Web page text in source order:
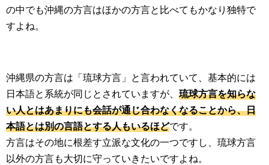
の中でも沖縄の方言はほかの方言と比べてもかなり独特で
すよね。
沖縄県の方言は「琉球方言」と言われていて、基本的には
日本語と系統が同じとされていますが、 琉球方言を知らな
い人とはあまりにも会話が通じ合わなくなることから、日
本語とは別の言語とする人もいるほどです。
方言はその地に根差す立派な文化の一つですし、琉球方言
以外の方言も大切に守っていきたいですよね。